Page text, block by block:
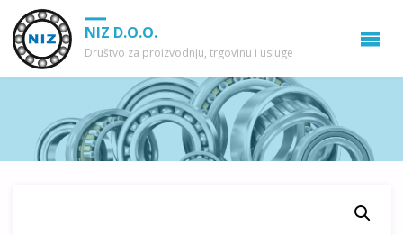
NIZ D.O.O.
Društvo za proizvodnju, trgovinu i usluge